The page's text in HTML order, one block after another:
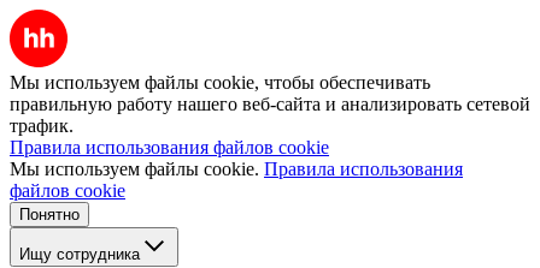
Мы используем файлы cookie, чтобы обеспечивать
правильную работу нашего веб-сайта и анализировать сетевой
трафик.
Правила использования файлов cookie
Мы используем файлы cookie. Правила использования
файлов cookie
Понятно
Ищу сотрудника